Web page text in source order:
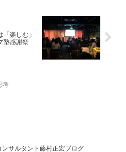
わずに図書館で読むか、大きな書店で立
ち読みする。食事は冷凍庫や冷蔵庫で忘
去られている食材を工夫。あるいは友
に奢ってもらうとか。どんな状況で
も、面白がってみると、楽しむ工夫がで
きると思うのです。それができたら、未
なたの行動が変わります。思考が変わ
と、行動が変わり、 行動が変わると、
楽しむ」
塾感謝祭
考
サルタント藤村正宏ブログ